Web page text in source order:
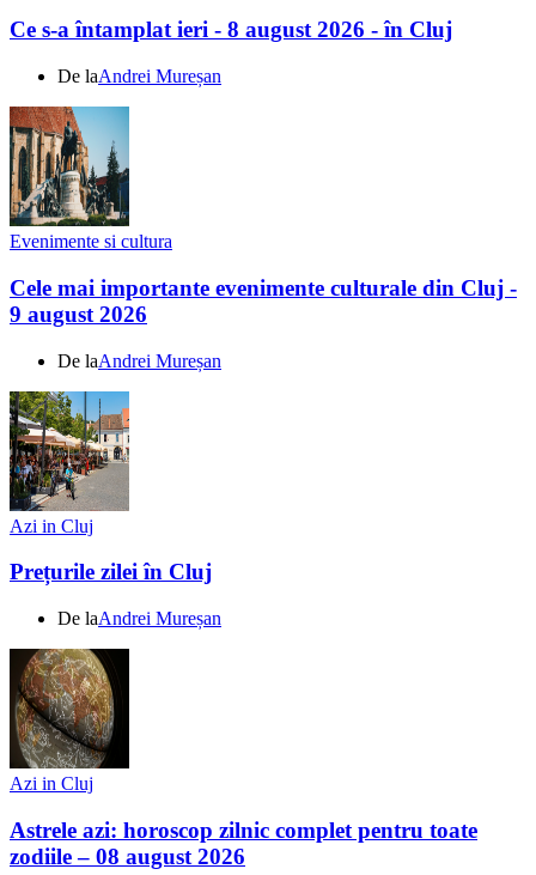
Ce s-a întamplat ieri - 8 august 2026 - în Cluj
De laAndrei Mureșan
Evenimente si cultura
Cele mai importante evenimente culturale din Cluj -
9 august 2026
De laAndrei Mureșan
Azi in Cluj
Prețurile zilei în Cluj
De laAndrei Mureșan
Azi in Cluj
Astrele azi: horoscop zilnic complet pentru toate
zodiile – 08 august 2026